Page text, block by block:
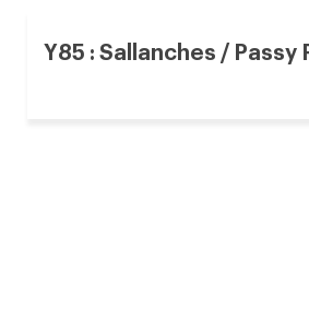
Y85 : Sallanches / Passy